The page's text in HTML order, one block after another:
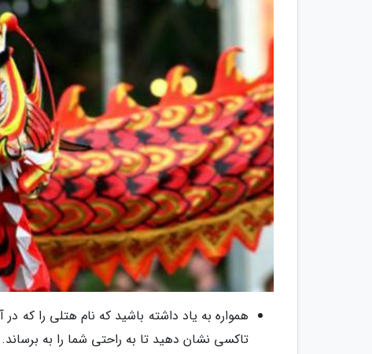
همواره به یاد داشته باشید که نام هتلی را که
تاکسی نشان دهید تا به راحتی شما را به برساند.